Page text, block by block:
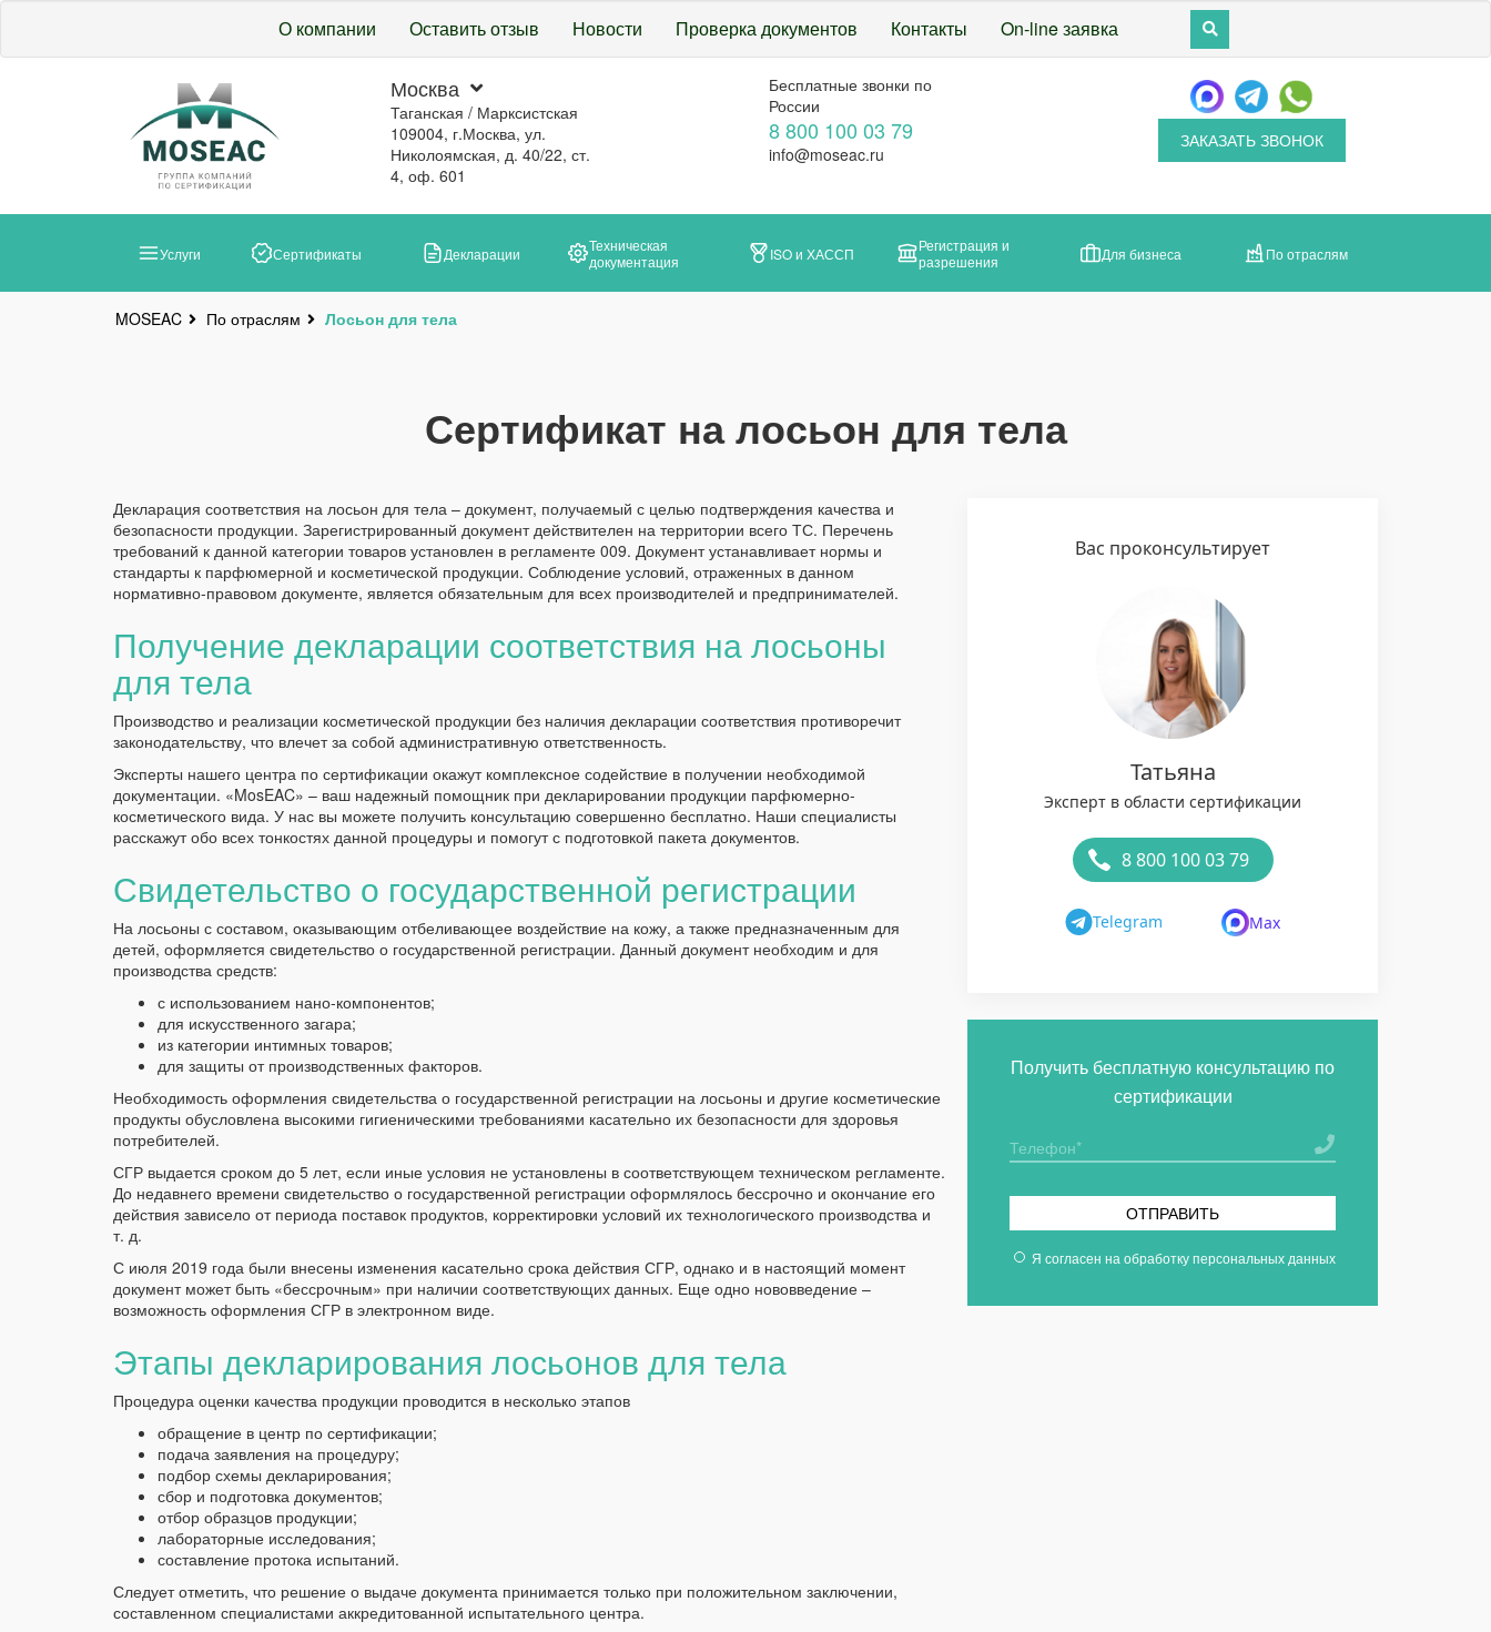
О компании Оставить отзыв Новости Проверка документов Контакты On-line заявка
Москва
Таганская / Марксистская
109004, г.Москва, ул.
Николоямская, д. 40/22, ст.
4, оф. 601
Бесплатные звонки по
России
8 800 100 03 79
info@moseac.ru
ЗАКАЗАТЬ ЗВОНОК
Услуги Сертификаты Декларации
Техническая
документация
ISO и ХАССП
Регистрация и
разрешения
Для бизнеса По отраслям
MOSEAC По отраслям Лосьон для тела
Сертификат на лосьон для тела
Декларация соответствия на лосьон для тела – документ, получаемый с целью подтверждения качества и
безопасности продукции. Зарегистрированный документ действителен на территории всего ТС. Перечень
требований к данной категории товаров установлен в регламенте 009. Документ устанавливает нормы и
стандарты к парфюмерной и косметической продукции. Соблюдение условий, отраженных в данном
нормативно-правовом документе, является обязательным для всех производителей и предпринимателей.
Получение декларации соответствия на лосьоны
для тела
Производство и реализации косметической продукции без наличия декларации соответствия противоречит
законодательству, что влечет за собой административную ответственность.
Эксперты нашего центра по сертификации окажут комплексное содействие в получении необходимой
документации. «MosEAC» – ваш надежный помощник при декларировании продукции парфюмерно-
косметического вида. У нас вы можете получить консультацию совершенно бесплатно. Наши специалисты
расскажут обо всех тонкостях данной процедуры и помогут с подготовкой пакета документов.
Свидетельство о государственной регистрации
На лосьоны с составом, оказывающим отбеливающее воздействие на кожу, а также предназначенным для
детей, оформляется свидетельство о государственной регистрации. Данный документ необходим и для
производства средств:
с использованием нано-компонентов;
для искусственного загара;
из категории интимных товаров;
для защиты от производственных факторов.
Необходимость оформления свидетельства о государственной регистрации на лосьоны и другие косметические
продукты обусловлена высокими гигиеническими требованиями касательно их безопасности для здоровья
потребителей.
СГР выдается сроком до 5 лет, если иные условия не установлены в соответствующем техническом регламенте.
До недавнего времени свидетельство о государственной регистрации оформлялось бессрочно и окончание его
действия зависело от периода поставок продуктов, корректировки условий их технологического производства и
т. д.
С июля 2019 года были внесены изменения касательно срока действия СГР, однако и в настоящий момент
документ может быть «бессрочным» при наличии соответствующих данных. Еще одно нововведение –
возможность оформления СГР в электронном виде.
Этапы декларирования лосьонов для тела
Процедура оценки качества продукции проводится в несколько этапов
обращение в центр по сертификации;
подача заявления на процедуру;
подбор схемы декларирования;
сбор и подготовка документов;
отбор образцов продукции;
лабораторные исследования;
составление протока испытаний.
Следует отметить, что решение о выдаче документа принимается только при положительном заключении,
составленном специалистами аккредитованной испытательного центра.
Вас проконсультирует
Татьяна
Эксперт в области сертификации
8 800 100 03 79
Telegram Max
Получить бесплатную консультацию по
сертификации
ОТПРАВИТЬ
Я согласен на обработку персональных данных